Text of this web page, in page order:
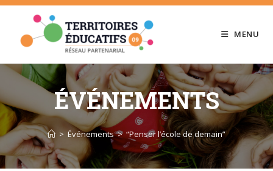
Skip
content
MENU
ÉVÉNEMENTS
> Événements > “Penser l’école de demain”